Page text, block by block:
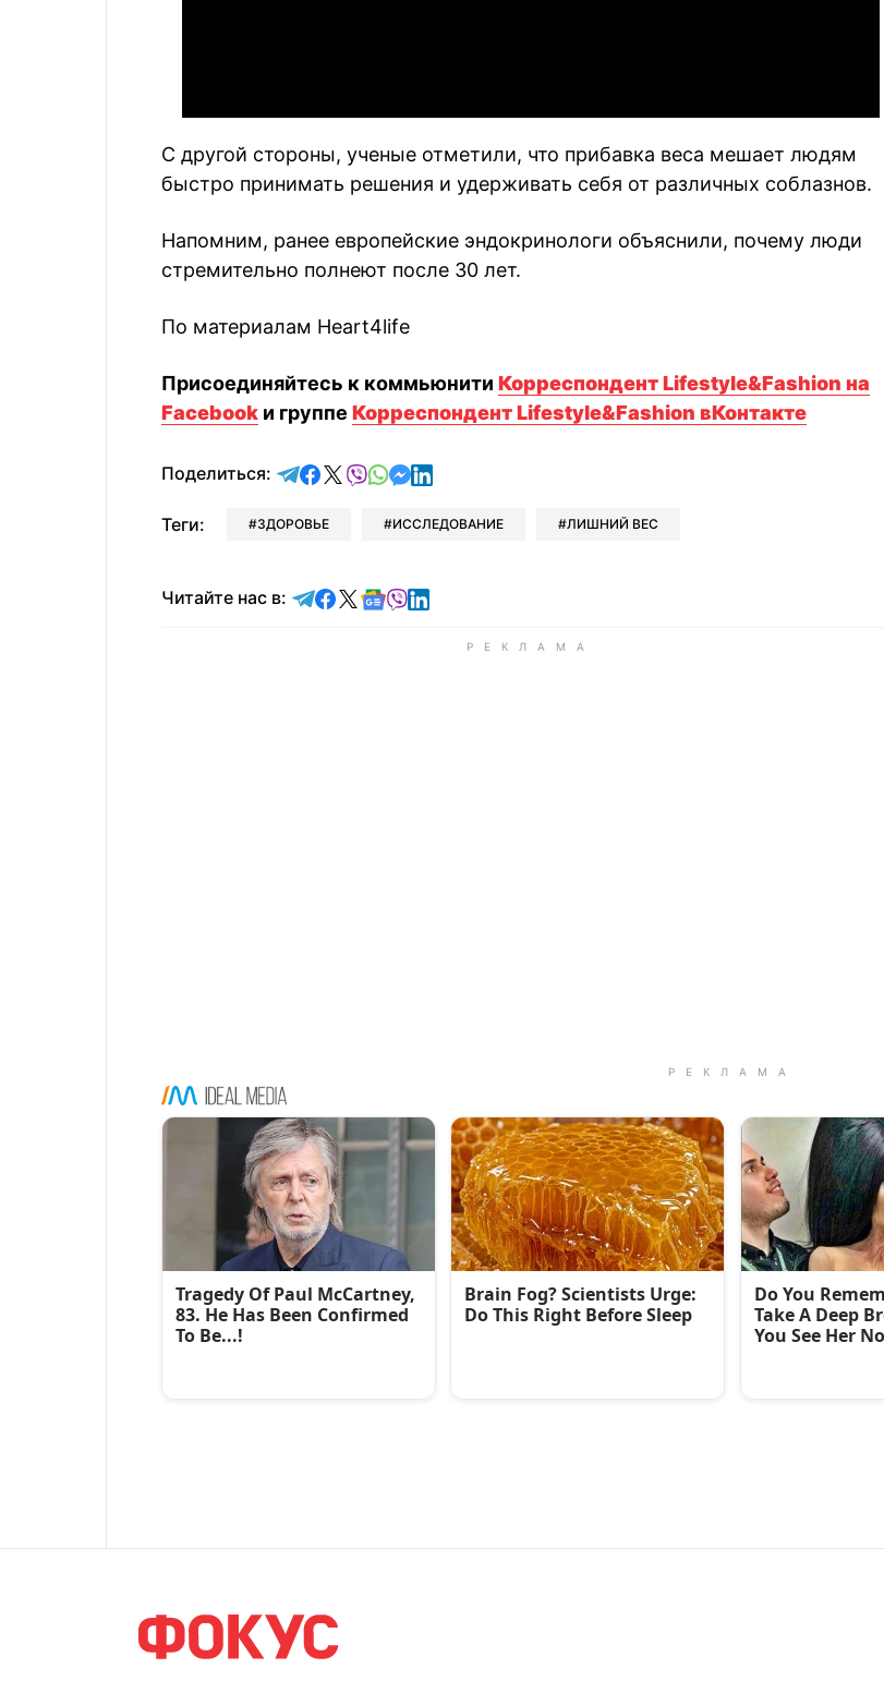
С другой стороны, ученые отметили, что прибавка веса мешает людям
быстро принимать решения и удерживать себя от различных соблазнов.
Напомним, ранее европейские эндокринологи объяснили, почему люди
стремительно полнеют после 30 лет.
По материалам Heart4life
Присоединяйтесь к коммьюнити Корреспондент Lifestyle&Fashion на
Facebook и группе Корреспондент Lifestyle&Fashion вКонтакте
Поделиться: отправить в Telegram
поделиться в Facebook
поделиться в X
отправить в Viber
отправить в Whatsapp
отправить в Messenger
отправить в LinkedIn
Теги: ЗДОРОВЬЕ ИССЛЕДОВАНИЕ ЛИШНИЙ ВЕС
Читайте нас в: Читайте в Telegram
Читайте в Facebook
Читайте в X
Читайте в Google news
Читайте в Viber
Читайте в LinkedIn